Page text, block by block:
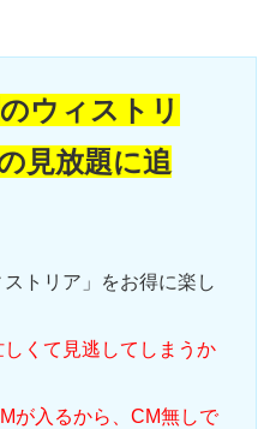
ウィストリ
見放題に追
トリア」をお得に楽し
しくて見逃してしまうか
が入るから、CM無しで